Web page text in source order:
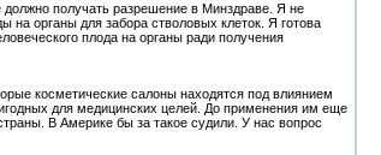
получать разрешение в Минздраве. Я не
органы для забора стволовых клеток. Я готова
плода на органы ради получения
косметические салоны находятся под влиянием
для медицинских целей. До применения им еще
В Америке бы за такое судили. У нас вопрос